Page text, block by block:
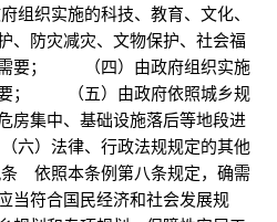
织实施的科技、教育、文化、
、防灾减灾、文物保护、社会福
需要； （四）由政府组织实施
要； （五）由政府依照城乡规
房集中、基础设施落后等地段进
）法律、行政法规规定的其他
依照本条例第八条规定，确需
当符合国民经济和社会发展规